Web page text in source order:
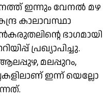
ഇന്നും വേനൽ മഴ
കാലാവസ്ഥാ
ഭാഗമായി
പ്രഖ്യാപിച്ചു.
മലപ്പുറം,
ഇന്ന് യെല്ലോ